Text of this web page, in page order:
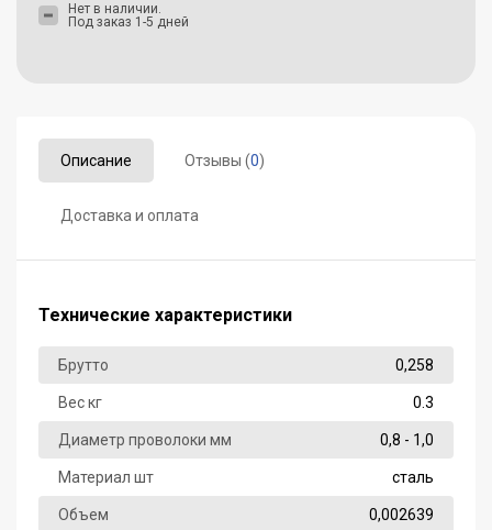
Описание Отзывы (0)
Доставка и оплата
Технические характеристики
Брутто 0,258
Вес кг 0.3
Диаметр проволоки мм 0,8 - 1,0
Материал шт сталь
Объем 0,002639
Нет в наличии.
Под заказ 1-5 дней